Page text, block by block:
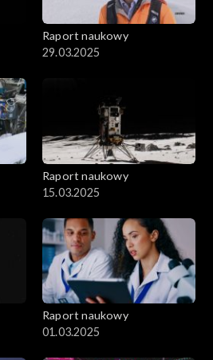
Raport naukowy
29.03.2025
Raport naukowy
15.03.2025
Raport naukowy
01.03.2025